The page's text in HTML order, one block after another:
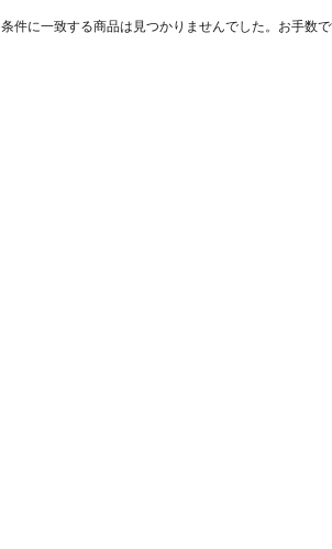
条件に一致する商品は見つかりませんでした。お手数